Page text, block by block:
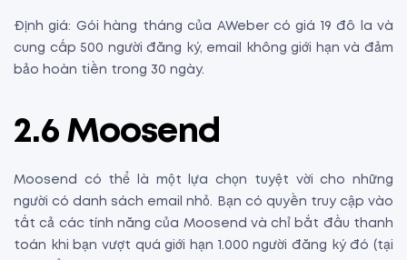
Định giá: Gói hàng tháng của AWeber có giá 19 đô la và
cung cấp 500 người đăng ký, email không giới hạn và đảm
bảo hoàn tiền trong 30 ngày.
2.6 Moosend
Moosend có thể là một lựa chọn tuyệt vời cho những
người có danh sách email nhỏ. Bạn có quyền truy cập vào
tất cả các tính năng của Moosend và chỉ bắt đầu thanh
toán khi bạn vượt quá giới hạn 1.000 người đăng ký đó (tại